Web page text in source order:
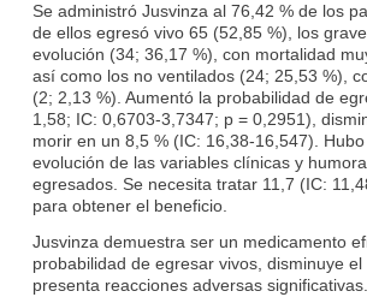
Se administró Jusvinza al 76,42 % de los
de ellos egresó vivo 65 (52,85 %), los
evolución (34; 36,17 %), con mortalidad
así como los no ventilados (24; 25,53 %),
(2; 2,13 %). Aumentó la probabilidad de
1,58; IC: 0,6703-3,7347; p = 0,2951),
morir en un 8,5 % (IC: 16,38-16,547).
evolución de las variables clínicas y
egresados. Se necesita tratar 11,7 (IC:
para obtener el beneficio.
Jusvinza demuestra ser un medicamento
probabilidad de egresar vivos, disminuye
presenta reacciones adversas significativas.